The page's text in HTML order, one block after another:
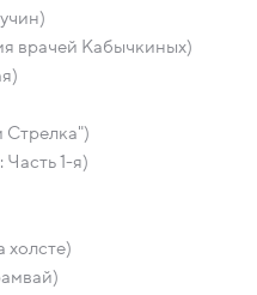
врачей Кабычкиных)
Стрелка")
1-я)
холсте)